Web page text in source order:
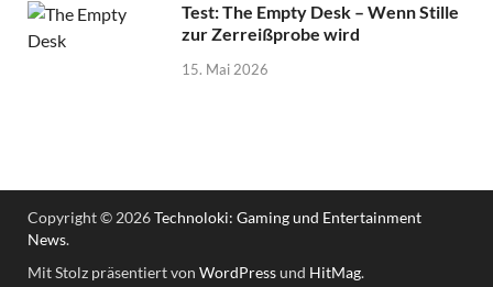
Test: The Empty Desk – Wenn Stille
zur Zerreißprobe wird
15. Mai 2026
Copyright © 2026Technoloki: Gaming und Entertainment
News.
Mit Stolz präsentiert von WordPressund HitMag.